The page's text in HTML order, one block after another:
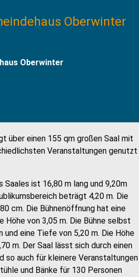
Oberwinter
über einen 155 qm großen Saal mit
Veranstaltungen genutzt
Saales ist 16,80 m lang und 9,20m
beträgt 4,20 m. Die
cm. Die Bühnenöffnung hat eine
Höhe von 3,05 m. Die Bühne selbst
und eine Tiefe von 5,20 m. Die Höhe
m. Der Saal lässt sich durch einen
so auch für kleinere Veranstaltungen
und Bänke für 130 Personen